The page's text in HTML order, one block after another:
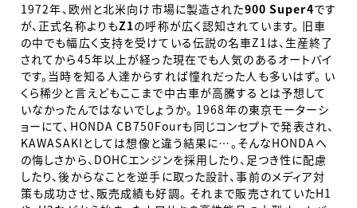
1972年、欧州と北米向け市場に製造された900 Super4です
が、正式名称よりもZ1の呼称が広く認知されています。 旧車
の中でも幅広く支持を受けている伝説の名車Z1は、生産終了
されてから45年以上が経った現在でも人気のあるオートバイ
です。当時を知る人達からすれば憧れだった人も多いはず。 い
くら稀少と言えどもここまで中古車が高騰するとは予想して
いなかったんではないでしょうか。 1968年の東京モーターシ
ョーにて、HONDA CB750Fourも同じコンセプトで発表され、
KAWASAKIとしては想像と違う結果に…。そんなHONDAへ
の悔しさから、DOHCエンジンを採用したり、足つき性に配慮
したり、後からなことを逆手に取った設計、事前のメディア対
策も成功させ、販売成績も好調。 それまで販売されていたH1